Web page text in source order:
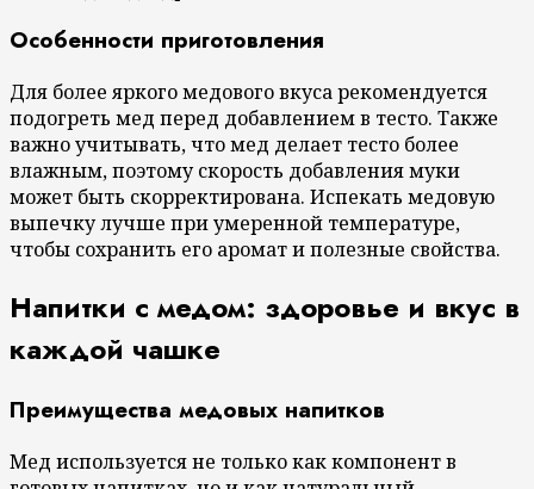
Особенности приготовления
Для более яркого медового вкуса рекомендуется
подогреть мед перед добавлением в тесто. Также
важно учитывать, что мед делает тесто более
влажным, поэтому скорость добавления муки
может быть скорректирована. Испекать медовую
выпечку лучше при умеренной температуре,
чтобы сохранить его аромат и полезные свойства.
Напитки с медом: здоровье и вкус в
каждой чашке
Преимущества медовых напитков
Мед используется не только как компонент в